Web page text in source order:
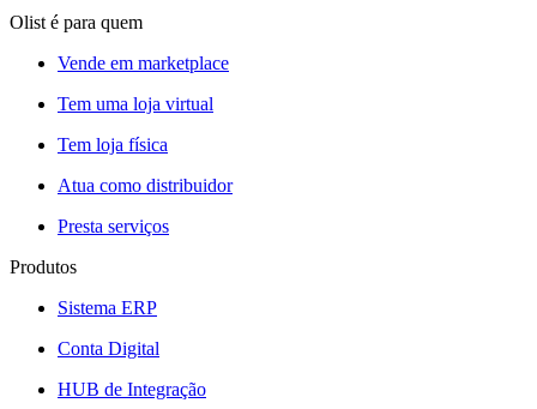
Olist é para quem
Vende em marketplace
Tem uma loja virtual
Tem loja física
Atua como distribuidor
Presta serviços
Produtos
Sistema ERP
Conta Digital
HUB de Integração